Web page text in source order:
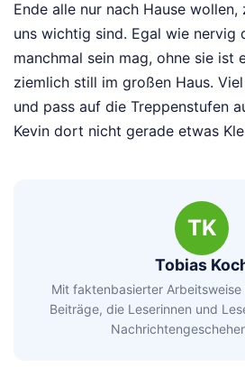
Ende alle nur nach Hause
uns wichtig sind. Egal wie nervig
manchmal sein mag, ohne sie ist
ziemlich still im großen Haus.
und pass auf die Treppenstufen
Kevin dort nicht gerade etwas
TK
Tobias
Mit faktenbasierter Arbeitsweise
Beiträge, die Leserinnen und